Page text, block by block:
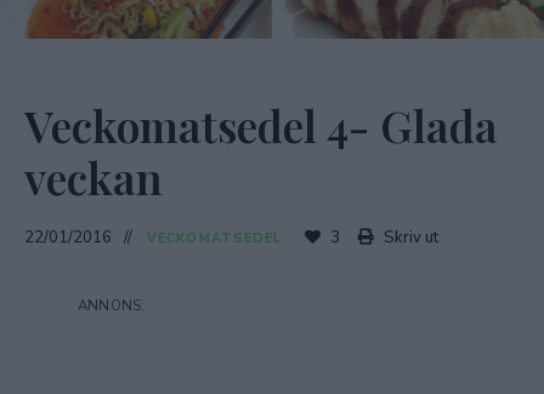
Veckomatsedel 4- Glada
veckan
22/01/2016 VECKOMATSEDEL 3 Skriv ut